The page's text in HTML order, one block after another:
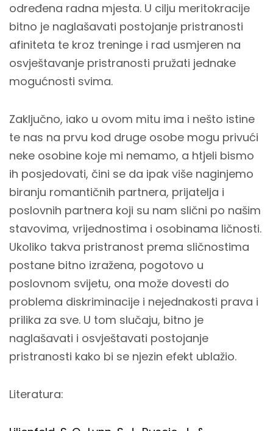
određena radna mjesta. U cilju meritokracije
bitno je naglašavati postojanje pristranosti
afiniteta te kroz treninge i rad usmjeren na
osvještavanje pristranosti pružati jednake
mogućnosti svima.
Zaključno, iako u ovom mitu ima i nešto istine
te nas na prvu kod druge osobe mogu privući
neke osobine koje mi nemamo, a htjeli bismo
ih posjedovati, čini se da ipak više naginjemo
biranju romantičnih partnera, prijatelja i
poslovnih partnera koji su nam slični po našim
stavovima, vrijednostima i osobinama ličnosti.
Ukoliko takva pristranost prema sličnostima
postane bitno izražena, pogotovo u
poslovnom svijetu, ona može dovesti do
problema diskriminacije i nejednakosti prava i
prilika za sve. U tom slučaju, bitno je
naglašavati i osvještavati postojanje
pristranosti kako bi se njezin efekt ublažio.
Literatura: